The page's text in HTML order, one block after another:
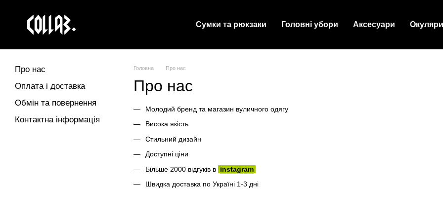
Сумки та рюкзаки Головні убори Аксесуари Окуляри
Головна Про нас
Про нас
Молодий бренд та магазин вуличного одягу
Висока якість
Стильний дизайн
Доступні ціни
Більше 2000 відгуків в instagram
Швидка доставка по Україні 1-3 дні
Про нас
Оплата і доставка
Обмін та повернення
Контактна інформація